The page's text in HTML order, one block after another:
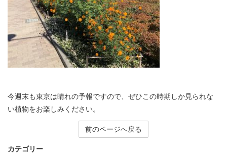
今週末も東京は晴れの予報ですので、ぜひこの時期しか見られな
い植物をお楽しみください。
前のページへ戻る
カテゴリー